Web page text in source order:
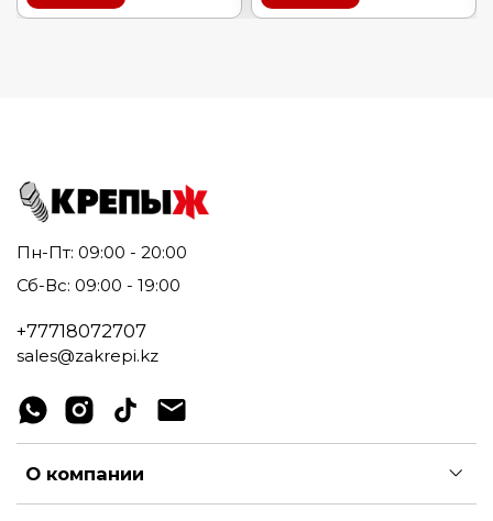
Пн-Пт: 09:00 - 20:00
Сб-Вс: 09:00 - 19:00
+77718072707
sales@zakrepi.kz
О компании